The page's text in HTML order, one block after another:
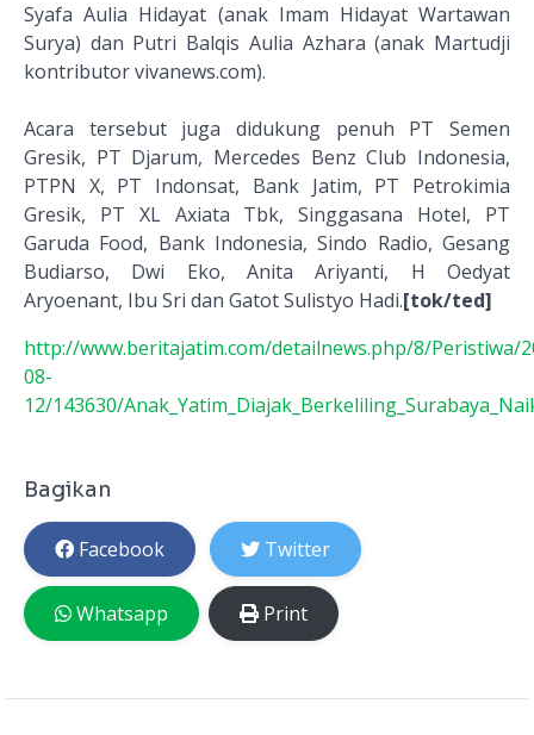
Syafa Aulia Hidayat (anak Imam Hidayat Wartawan
Surya) dan Putri Balqis Aulia Azhara (anak Martudji
kontributor vivanews.com).
Acara tersebut juga didukung penuh PT Semen
Gresik, PT Djarum, Mercedes Benz Club Indonesia,
PTPN X, PT Indonsat, Bank Jatim, PT Petrokimia
Gresik, PT XL Axiata Tbk, Singgasana Hotel, PT
Garuda Food, Bank Indonesia, Sindo Radio, Gesang
Budiarso, Dwi Eko, Anita Ariyanti, H Oedyat
Aryoenant, Ibu Sri dan Gatot Sulistyo Hadi.[tok/ted]
http://www.beritajatim.com/detailnews.php/8/Peristiwa/
08-
12/143630/
Bagikan
Facebook Twitter
Whatsapp Print